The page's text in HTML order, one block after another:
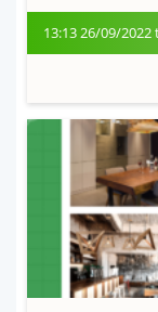
pháp sắp đặt
13:13 26/09/